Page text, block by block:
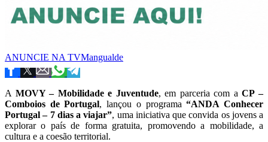
ANUNCIE NA TVMangualde
A MOVY – Mobilidade e Juventude, em parceria com aCP –
Comboios de Portugal, lançou o programa“ANDA Conhecer
Portugal – 7 dias a viajar”, uma iniciativa que convida os jovens a
explorar o país de forma gratuita, promovendo a mobilidade, a
cultura e a coesão territorial.